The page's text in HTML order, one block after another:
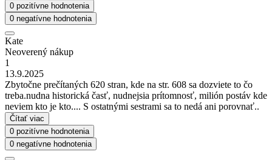
0 pozitívne hodnotenia
0 negatívne hodnotenia
Kate
Neoverený nákup
1
13.9.2025
Zbytočne prečítaných 620 stran, kde na str. 608 sa dozviete to čo
treba.nudna historická časť, nudnejsia prítomnosť, milión postáv kde
neviem kto je kto.... S ostatnými sestrami sa to nedá ani porovnať..
Čítať viac
0 pozitívne hodnotenia
0 negatívne hodnotenia